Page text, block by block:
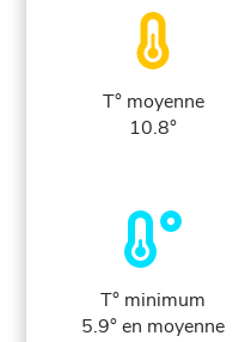
T° moyenne
10.8°
T° minimum
5.9° en moyenne